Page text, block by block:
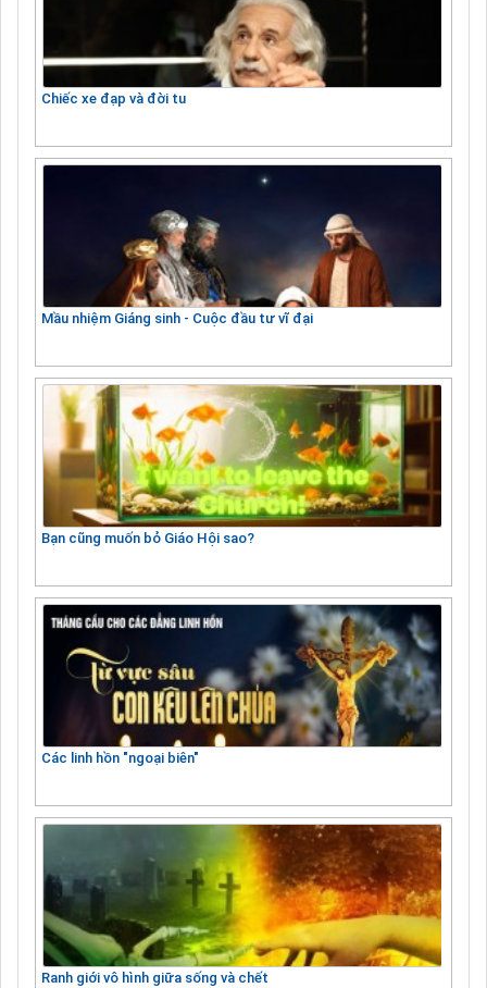
Chiếc xe đạp và đời tu
Mầu nhiệm Giáng sinh - Cuộc đầu tư vĩ đại
Bạn cũng muốn bỏ Giáo Hội sao?
Các linh hồn "ngoại biên"
Ranh giới vô hình giữa sống và chết